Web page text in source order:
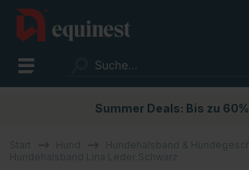
Summer Deals: Bis zu 60%